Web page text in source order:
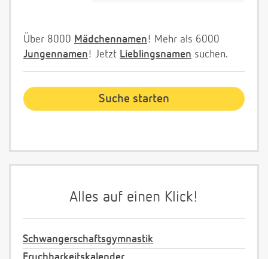
Über 8000 Mädchennamen! Mehr als 6000
Jungennamen! Jetzt Lieblingsnamen suchen.
Alles auf einen Klick!
Schwangerschaftsgymnastik